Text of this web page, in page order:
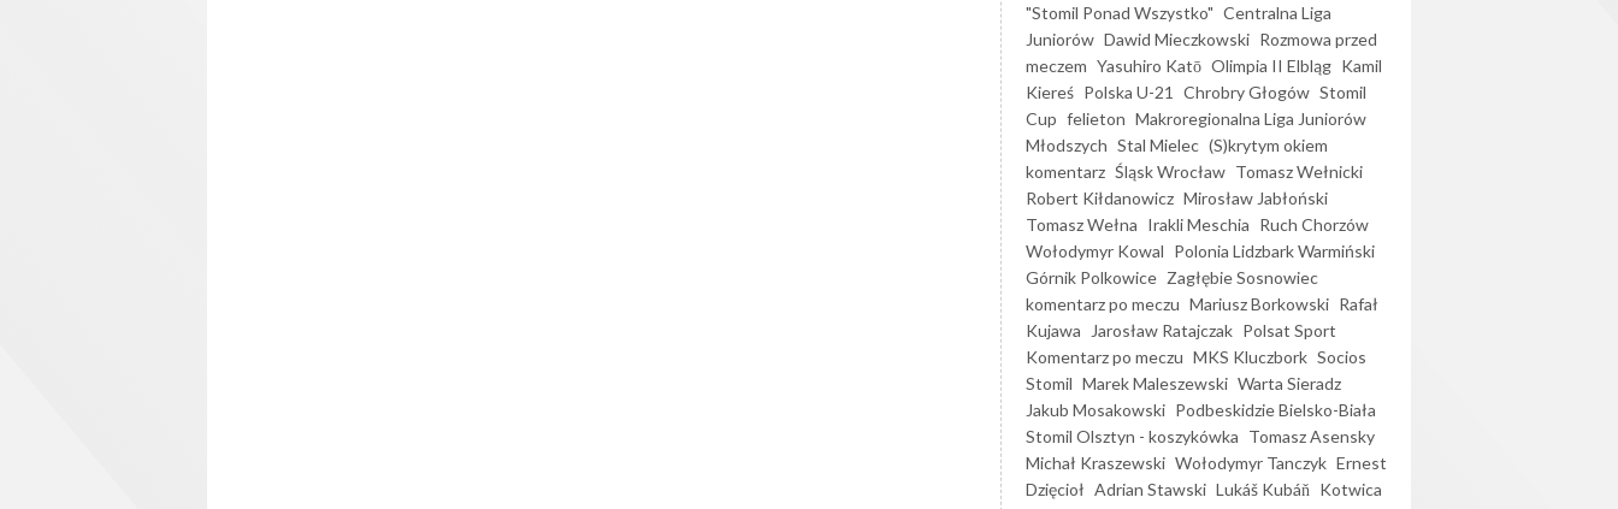
"Stomil Ponad Wszystko" Centralna Liga
Juniorów Dawid Mieczkowski Rozmowa przed
meczem Yasuhiro Katō Olimpia II Elbląg Kamil
Kiereś Polska U-21 Chrobry Głogów Stomil
Cup felieton Makroregionalna Liga Juniorów
Młodszych Stal Mielec (S)krytym okiem
komentarz Śląsk Wrocław Tomasz Wełnicki
Robert Kiłdanowicz Mirosław Jabłoński
Tomasz Wełna Irakli Meschia Ruch Chorzów
Wołodymyr Kowal Polonia Lidzbark Warmiński
Górnik Polkowice Zagłębie Sosnowiec
komentarz po meczu Mariusz Borkowski Rafał
Kujawa
Jarosław Ratajczak Polsat Sport
Komentarz po meczu MKS Kluczbork Socios
Stomil Marek Maleszewski Warta Sieradz
Jakub Mosakowski Podbeskidzie Bielsko-Biała
Stomil Olsztyn - koszykówka Tomasz Asensky
Michał Kraszewski Wołodymyr Tanczyk Ernest
Dzięcioł Adrian Stawski Lukáš Kubáň Kotwica